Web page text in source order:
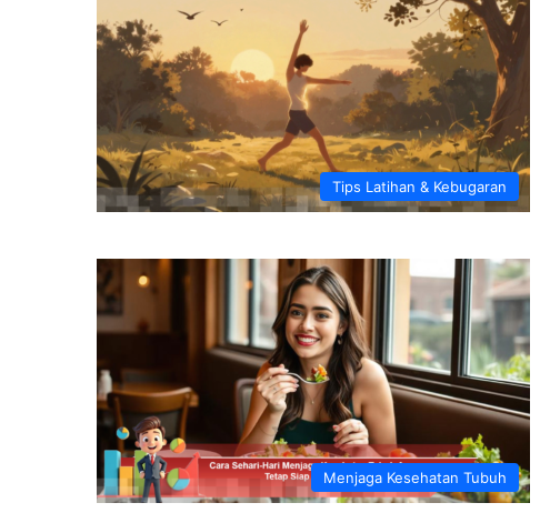
Tips Latihan & Kebugaran
Menjaga Kesehatan Tubuh